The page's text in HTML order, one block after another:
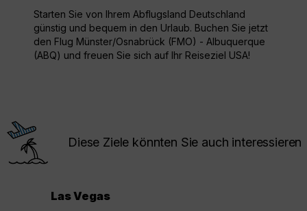
Starten Sie von Ihrem Abflugsland Deutschland
günstig und bequem in den Urlaub. Buchen Sie jetzt
den Flug Münster/Osnabrück (FMO) - Albuquerque
(ABQ) und freuen Sie sich auf Ihr Reiseziel USA!
Diese Ziele könnten Sie auch interessieren
Las Vegas